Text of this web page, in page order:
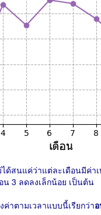
ได้สนแค่ว่าแต่ละเดือนมีค่
น 3 ลดลงเล็กน้อย เป็นต้น
าตามเวลาแบบนี้เรียกว่า